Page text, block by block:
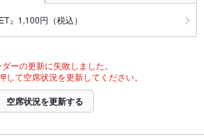
』1,100円（税込）
ーの更新に失敗しました。
して空席状況を更新してください。
空席状況を更新する